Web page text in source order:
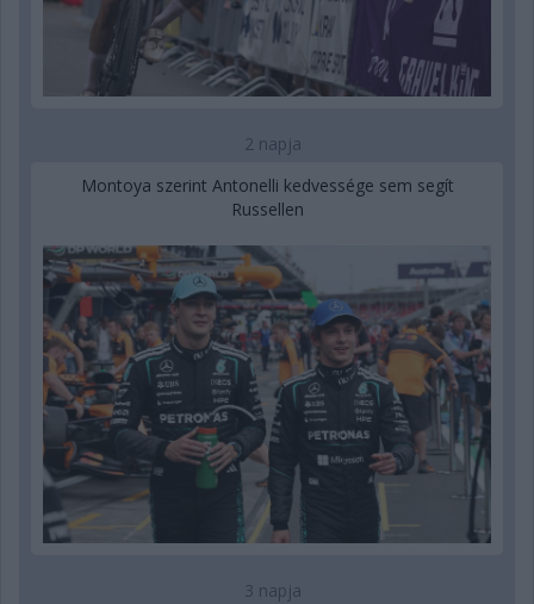
2 napja
Montoya szerint Antonelli kedvessége sem segít
Russellen
3 napja